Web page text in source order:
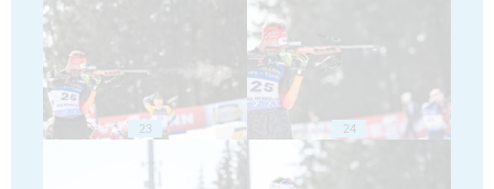
23 24